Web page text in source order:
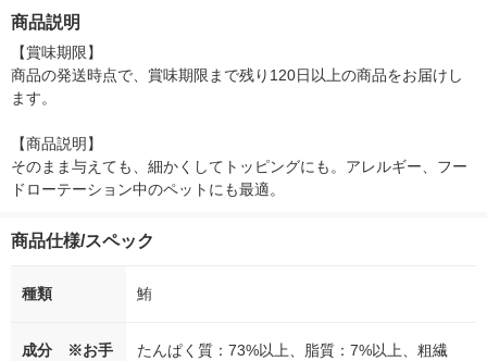
商品説明
【賞味期限】
商品の発送時点で、賞味期限まで残り120日以上の商品をお届けし
ます。
【商品説明】
そのまま与えても、細かくしてトッピングにも。アレルギー、フー
ドローテーション中のペットにも最適。
商品仕様/スペック
種類 鮪
成分 ※お手
たんぱく質：73%以上、脂質：7%以上、粗繊